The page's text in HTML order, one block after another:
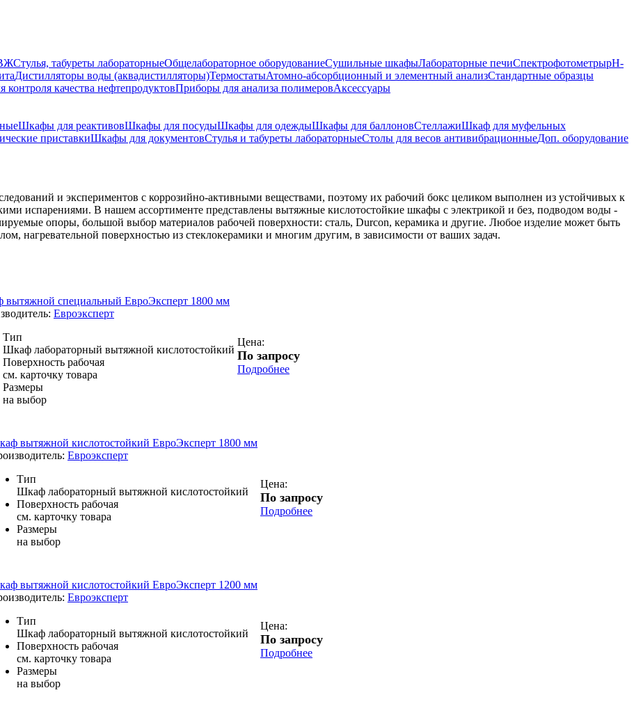
Стулья, табуреты лабораторныеОбщелабораторное оборудованиеСушильные шкафыЛабораторные печиСпектрофотометрыpH-
Дистилляторы воды (аквадистилляторы)ТермостатыАтомно-абсорбционный и элементный анализСтандартные образцы
качества нефтепродуктовПриборы для анализа полимеровАксессуары
Шкафы для реактивовШкафы для посудыШкафы для одеждыШкафы для баллоновСтеллажиШкаф для муфельных
приставкиШкафы для документовСтулья и табуреты лабораторныеСтолы для весов антивибрационныеДоп. оборудование
и экспериментов с коррозийно-активными веществами, поэтому их рабочий бокс целиком выполнен из устойчивых к
испарениями. В нашем ассортименте представлены вытяжные кислотостойкие шкафы с электрикой и без, подводом воды -
опоры, большой выбор материалов рабочей поверхности: сталь, Durcon, керамика и другие. Любое изделие может быть
нагревательной поверхностью из стеклокерамики и многим другим, в зависимости от ваших задач.
специальный ЕвроЭксперт 1800 мм
Евроэксперт
Тип
Шкаф лабораторный вытяжной кислотостойкий
Поверхность рабочая
см. карточку товара
Размеры
на выбор
Цена:
По запросу
Подробнее
вытяжной кислотостойкий ЕвроЭксперт 1800 мм
Евроэксперт
Тип
Шкаф лабораторный вытяжной кислотостойкий
Поверхность рабочая
см. карточку товара
Размеры
на выбор
Цена:
По запросу
Подробнее
вытяжной кислотостойкий ЕвроЭксперт 1200 мм
Евроэксперт
Тип
Шкаф лабораторный вытяжной кислотостойкий
Поверхность рабочая
см. карточку товара
Размеры
на выбор
Цена:
По запросу
Подробнее